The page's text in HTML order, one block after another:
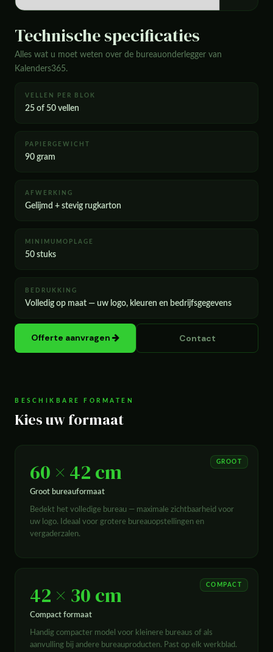
Technische specificaties
Alles wat u moet weten over de bureauonderlegger van
Kalenders365.
VELLEN PER BLOK
25 of 50 vellen
PAPIERGEWICHT
90 gram
AFWERKING
Gelijmd + stevig rugkarton
MINIMUMOPLAGE
50 stuks
BEDRUKKING
Volledig op maat — uw logo, kleuren en bedrijfsgegevens
Offerte aanvragen Contact
BESCHIKBARE FORMATEN
Kies uw formaat
GROOT
60 × 42 cm
Groot bureauformaat
Bedekt het volledige bureau — maximale zichtbaarheid voor
uw logo. Ideaal voor grotere bureauopstellingen en
vergaderzalen.
COMPACT
42 × 30 cm
Compact formaat
Handig compacter model voor kleinere bureaus of als
aanvulling bij andere bureauproducten. Past op elk werkblad.